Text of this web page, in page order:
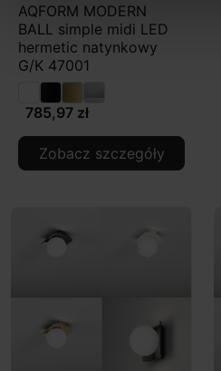
AQFORM MODERN
BALL simple midi LED
hermetic natynkowy
G/K 47001
785,97 zł
Zobacz szczegóły